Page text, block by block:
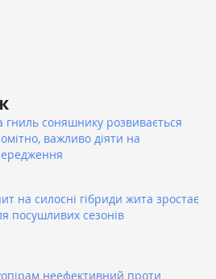
гниль соняшнику розвивається
важливо діяти на
на силосні гібриди жита зростає
посушливих сезонів
неефективний проти